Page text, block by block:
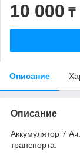
10 000 ₸
Описание
Описание
Аккумулятор 7
транспорта.